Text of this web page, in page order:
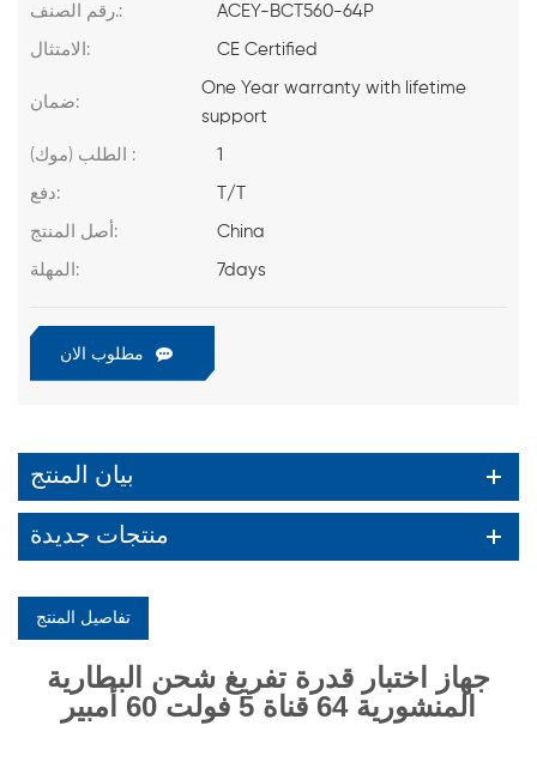
رقم الصنف.: ACEY-BCT560-64P
الامتثال: CE Certified
ضمان:
One Year warranty with lifetime
support
الطلب (موك) : 1
دفع: T/T
أصل المنتج: China
المهلة: 7days
مطلوب الان
بيان المنتج
منتجات جديدة
تفاصيل المنتج
جهاز اختبار قدرة تفريغ شحن البطارية
المنشورية 64 قناة 5 فولت 60 أمبير